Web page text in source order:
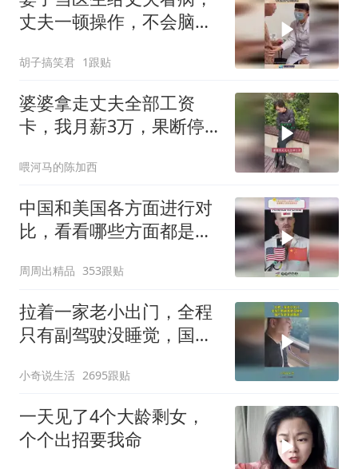
丈夫一顿操作，不会脑子
胡子搞笑君 1跟贴
婆婆拿走丈夫全部工资
卡，我月薪3万，果断停
喂河马的陈加西
中国和美国各方面进行对
比，看看哪些方面都是谁
周周出精品 353跟贴
拉着一家老小出门，全程
只有副驾驶没睡觉，国产
小奇说生活 2695跟贴
一天见了4个大龄剩女，
个个出招要我命